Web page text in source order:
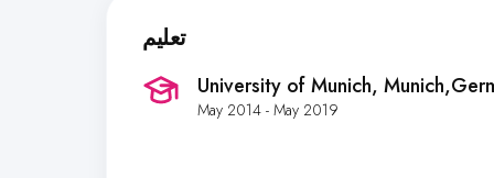
تعليم
University of Munich,
May 2014 - May 2019